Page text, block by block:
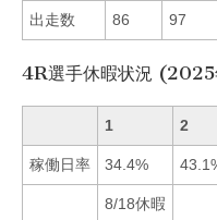
出走数 86 97
4R選手休暇状況 (2025
1 2
稼働日率 34.4%
8/18休暇